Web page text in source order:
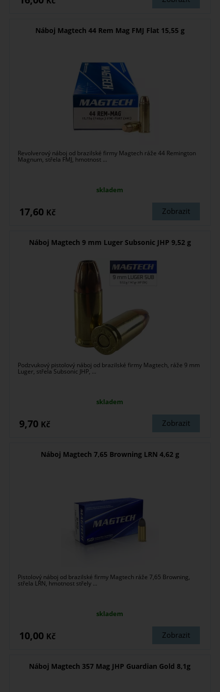
Náboj Magtech 44 Rem Mag FMJ Flat 15,55 g
Revolverový náboj od brazilské firmy Magtech ráže 44 Remington
Magnum, střela FMJ, hmotnost ...
skladem
Zobrazit
17,60 Kč
Náboj Magtech 9 mm Luger Subsonic JHP 9,52 g
Podzvukový pistolový náboj od brazilské firmy Magtech, ráže 9 mm
Luger, střela Subsonic JHP, ...
skladem
Zobrazit
9,70 Kč
Náboj Magtech 7,65 Browning LRN 4,62 g
Pistolový náboj od brazilské firmy Magtech ráže 7,65 Browning,
střela LRN, hmotnost střely ...
skladem
Zobrazit
10,00 Kč
Náboj Magtech 357 Mag JHP Guardian Gold 8,1g